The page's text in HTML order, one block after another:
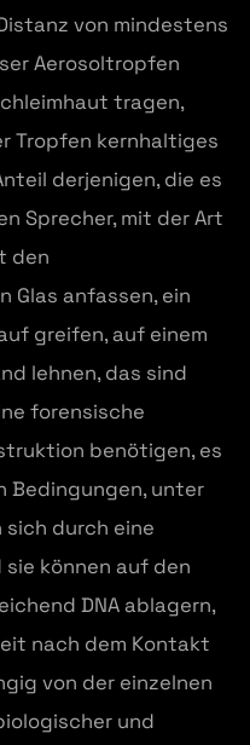
von mindestens
Aerosoltropfen
tragen,
Tropfen kernhaltiges
derjenigen, die es
Sprecher, mit der Art
den
Glas anfassen, ein
greifen, auf einem
lehnen, das sind
forensische
benötigen, es
Bedingungen, unter
sich durch eine
können auf den
DNA ablagern,
nach dem Kontakt
von der einzelnen
und